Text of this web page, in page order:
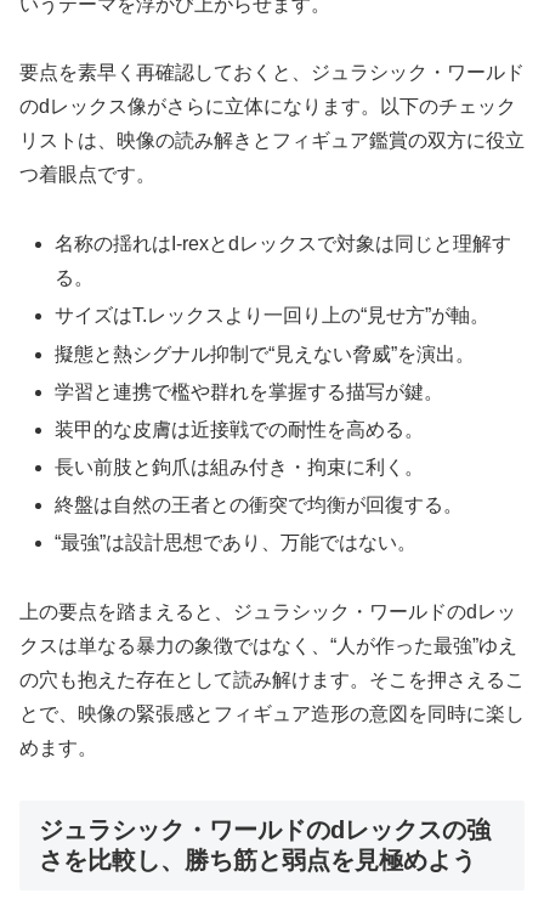
要点を素早く再確認しておくと、ジュラシック・ワールド
のdレックス像がさらに立体になります。以下のチェック
リストは、映像の読み解きとフィギュア鑑賞の双方に役立
つ着眼点です。
名称の揺れはI-rexとdレックスで対象は同じと理解す
る。
サイズはT.レックスより一回り上の“見せ方”が軸。
擬態と熱シグナル抑制で“見えない脅威”を演出。
学習と連携で檻や群れを掌握する描写が鍵。
装甲的な皮膚は近接戦での耐性を高める。
長い前肢と鉤爪は組み付き・拘束に利く。
終盤は自然の王者との衝突で均衡が回復する。
“最強”は設計思想であり、万能ではない。
上の要点を踏まえると、ジュラシック・ワールドのdレッ
クスは単なる暴力の象徴ではなく、“人が作った最強”ゆえ
の穴も抱えた存在として読み解けます。そこを押さえるこ
とで、映像の緊張感とフィギュア造形の意図を同時に楽し
めます。
ジュラシック・ワールドのdレックスの強
さを比較し、勝ち筋と弱点を見極めよう